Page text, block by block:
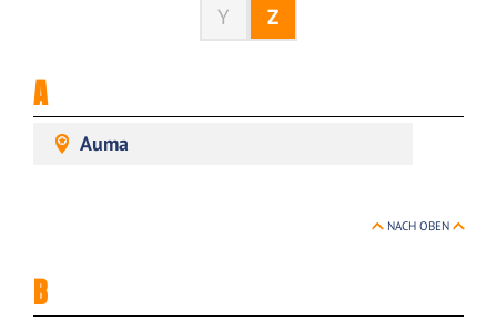
Y Z
A
Auma
NACH OBEN
B